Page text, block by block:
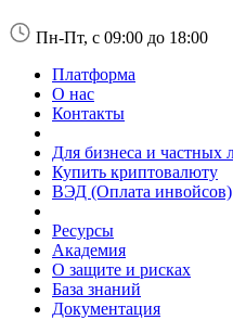
Пн-Пт, с 09:00 до 18:00
Платформа
О нас
Контакты
Для бизнеса и частных
Купить криптовалюту
ВЭД (Оплата инвойсов)
Ресурсы
Академия
О защите и рисках
База знаний
Документация